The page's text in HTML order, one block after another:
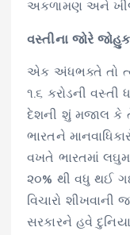
અકળામણ અને ખીજ
વસ્તીના જોરે
એક અંધભક્તે તો
૧.૬ કરોડની વસ્તી
દેશની શું મજાલ કે તે
ભારતને
વખતે ભારતમાં
૨૦% થી વધુ થઈ
વિચારો
સરકારને હવે